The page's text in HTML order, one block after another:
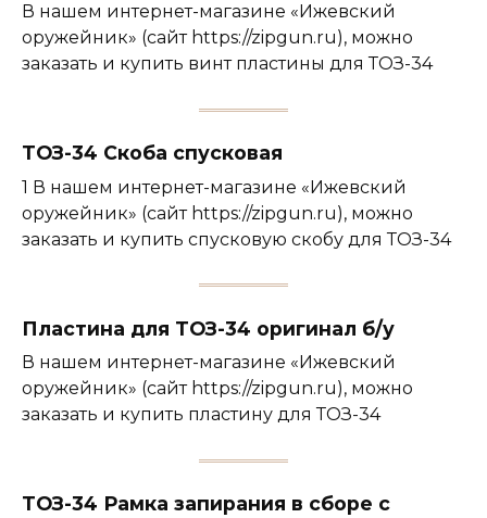
В нашем интернет-магазине «Ижевский
оружейник» (сайт https://zipgun.ru), можно
заказать и купить винт пластины для ТОЗ-34
ТОЗ-34 Скоба спусковая
1 В нашем интернет-магазине «Ижевский
оружейник» (сайт https://zipgun.ru), можно
заказать и купить спусковую скобу для ТОЗ-34
Пластина для ТОЗ-34 оригинал б/у
В нашем интернет-магазине «Ижевский
оружейник» (сайт https://zipgun.ru), можно
заказать и купить пластину для ТОЗ-34
ТОЗ-34 Рамка запирания в сборе с